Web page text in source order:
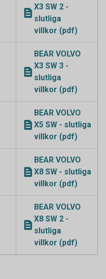
X3 SW 2 -
slutliga
villkor (pdf)
BEAR VOLVO
X3 SW 3 -
slutliga
villkor (pdf)
BEAR VOLVO
X5 SW - slutliga
villkor (pdf)
BEAR VOLVO
X8 SW - slutliga
villkor (pdf)
BEAR VOLVO
X8 SW 2 -
slutliga
villkor (pdf)